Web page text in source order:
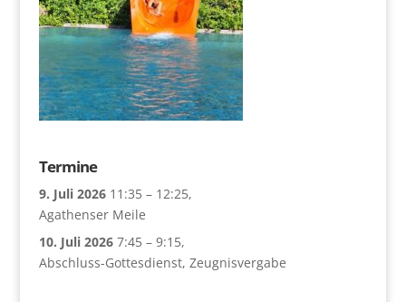
Termine
9. Juli 2026 11:35 – 12:25,
Agathenser Meile
10. Juli 2026 7:45 – 9:15,
Abschluss-Gottesdienst, Zeugnisvergabe